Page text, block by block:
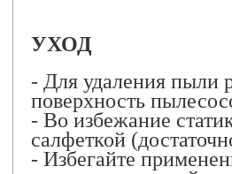
УХОД
- Для удаления пыли
поверхность
- Во избежание
салфеткой
- Избегайте